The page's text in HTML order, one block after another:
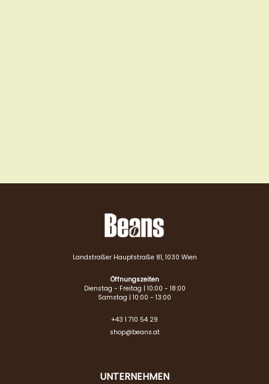
Landstraßer Hauptstraße 81, 1030 Wien
Öffnungszeiten
Dienstag - Freitag | 10:00 - 18:00
Samstag | 10:00 - 13:00
+43 1 710 54 29
shop@beans.at
UNTERNEHMEN